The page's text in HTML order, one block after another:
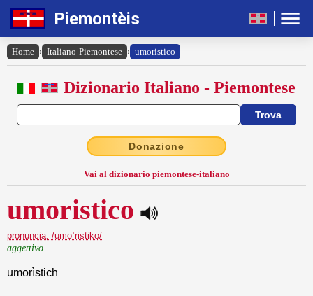
Piemontèis
Home › Italiano-Piemontese › umoristico
Dizionario Italiano - Piemontese
Donazione
Vai al dizionario piemontese-italiano
umoristico
pronuncia: /umoˈristiko/
aggettivo
umorìstich